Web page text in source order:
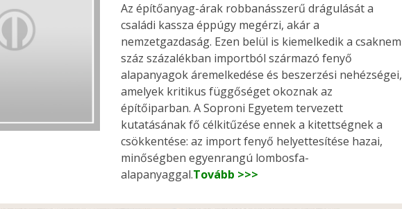
Az építőanyag-árak robbanásszerű drágulását a
családi kassza éppúgy megérzi, akár a
nemzetgazdaság. Ezen belül is kiemelkedik a csaknem
száz százalékban importból származó fenyő
alapanyagok áremelkedése és beszerzési nehézségei,
amelyek kritikus függőséget okoznak az
építőiparban. A Soproni Egyetem tervezett
kutatásának fő célkitűzése ennek a kitettségnek a
csökkentése: az import fenyő helyettesítése hazai,
minőségben egyenrangú lombosfa-
alapanyaggal.Tovább >>>